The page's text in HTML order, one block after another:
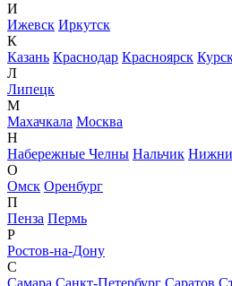
И
Ижевск Иркутск
К
Казань Краснодар Красноярск
Л
Липецк
М
Махачкала Москва
Н
Набережные Челны Нальчик
О
Омск Оренбург
П
Пенза Пермь
Р
Ростов-на-Дону
С